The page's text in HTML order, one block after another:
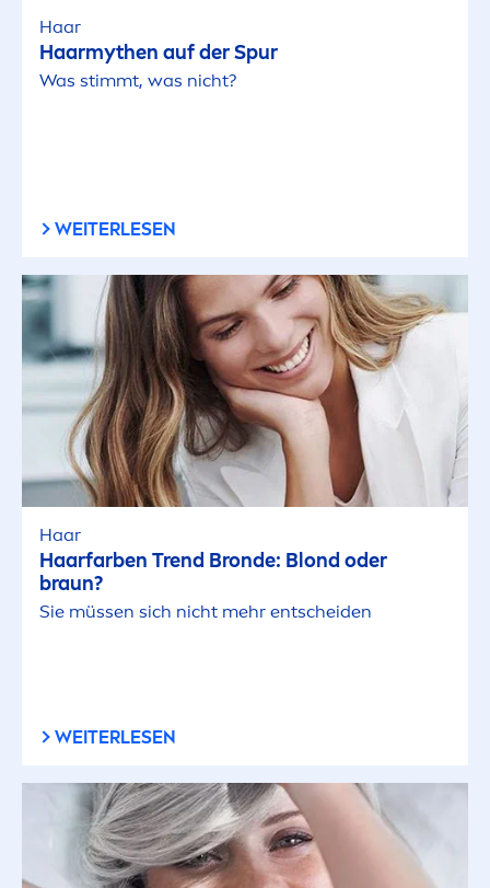
Haar
Haarmythen auf der Spur
Was stimmt, was nicht?
WEITERLESEN
Haar
Haarfarben Trend Bronde: Blond oder
braun?
Sie müssen sich nicht mehr entscheiden
WEITERLESEN